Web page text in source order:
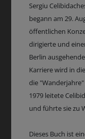
Sergiu
begann am 29.
öffentlichen
dirigierte und
Berlin
Karriere wird in
die
1979 leitete
und führte sie zu
Dieses Buch ist